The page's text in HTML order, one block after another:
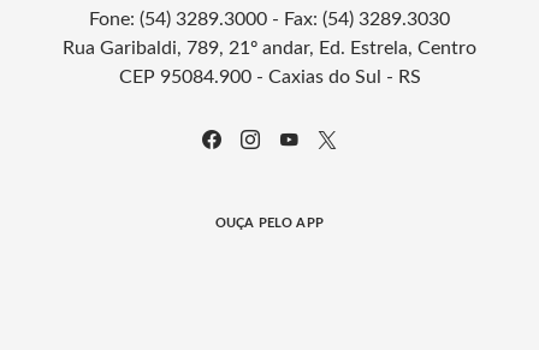
Fone: (54) 3289.3000 - Fax: (54) 3289.3030
Rua Garibaldi, 789, 21º andar, Ed. Estrela, Centro
CEP 95084.900 - Caxias do Sul - RS
OUÇA PELO APP